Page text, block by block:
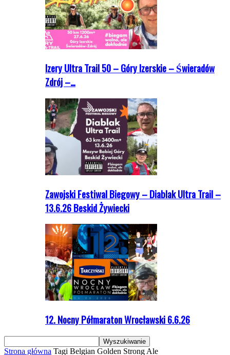
Izery Ultra Trail 50 – Góry Izerskie – Świeradów
Zdrój –…
Zawojski Festiwal Biegowy – Diablak Ultra Trail –
13.6.26 Beskid Żywiecki
12. Nocny Półmaraton Wrocławski 6.6.26
Strona główna Tagi Belgian Golden Strong Ale